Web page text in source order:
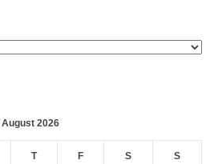
August 2026
T F S S